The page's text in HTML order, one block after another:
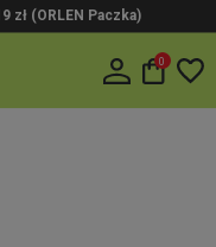
zł (ORLEN Paczka)
0